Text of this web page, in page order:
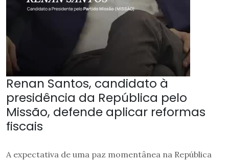
Renan Santos, candidato à
presidência da República pelo
Missão, defende aplicar reformas
fiscais
A expectativa de uma paz momentânea na República